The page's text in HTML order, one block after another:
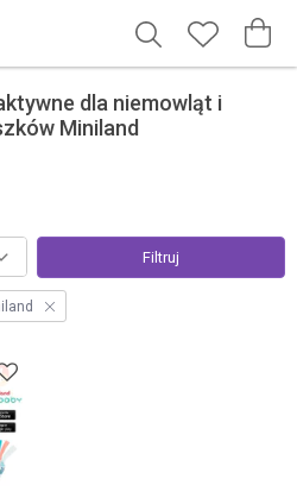
dla niemowląt i
Miniland
Filtruj